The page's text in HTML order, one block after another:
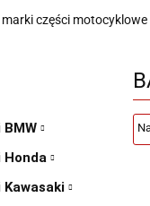
marki części motocyklowe
Honda